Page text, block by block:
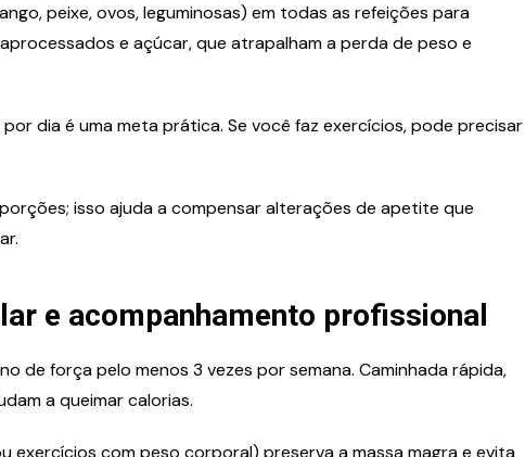
peixe, ovos, leguminosas) em todas as refeições para
e açúcar, que atrapalham a perda de peso e
dia é uma meta prática. Se você faz exercícios, pode precisar
isso ajuda a compensar alterações de apetite que
e acompanhamento profissional
de força pelo menos 3 vezes por semana. Caminhada rápida,
a queimar calorias.